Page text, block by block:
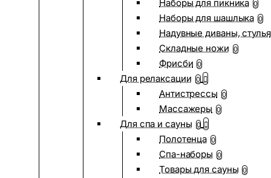
Наборы для пикника 0
Наборы для шашлыка 0
Надувные диваны, стулья
Складные ножи 0
Фрисби 0
Для релаксации 0
Антистрессы 0
Массажеры 0
Для спа и сауны 0
Полотенца 0
Спа-наборы 0
Товары для сауны 0